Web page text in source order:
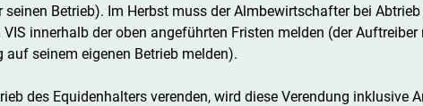
Betrieb). Im Herbst muss der Almbewirtschafter bei Abtrieb
innerhalb der oben angeführten Fristen melden (der Auftreiber
seinem eigenen Betrieb melden).
des Equidenhalters verenden, wird diese Verendung inklusive